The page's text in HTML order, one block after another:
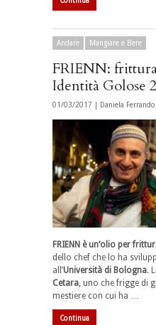
Andare Mangiare e Bere
FRIENN:
Identità Golose
01/03/2017 | Daniela Ferrando
FRIENN è un’olio per
dello chef che lo ha
all’Università di Bologna.
Cetara, uno che frigge di
mestiere con cui ha …
Continua